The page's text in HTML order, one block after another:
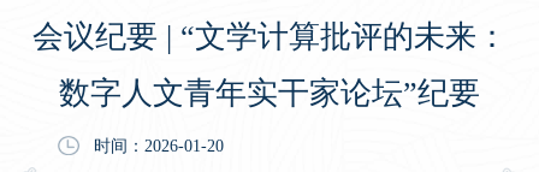
会议纪要 | “文学计算批评的未来：
数字人文青年实干家论坛”纪要
时间：2026-01-20